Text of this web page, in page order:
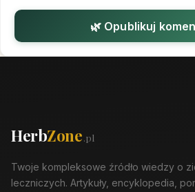
🌿 Opublikuj
HerbZone.pl
Twoje kompleksowe źródło wiedzy o
leczniczych. Artykuły, encyklopedia,